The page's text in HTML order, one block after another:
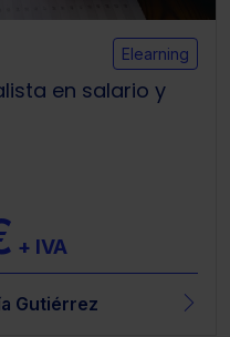
Elearning
en salario y
+ IVA
Gutiérrez